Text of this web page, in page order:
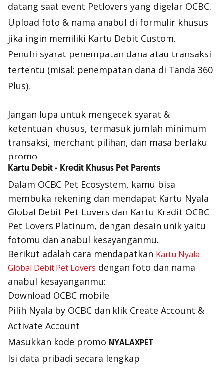
datang saat event Petlovers yang digelar OCBC.
Upload foto & nama anabul di formulir khusus
jika ingin memiliki Kartu Debit Custom.
Penuhi syarat penempatan dana atau transaksi
tertentu (misal: penempatan dana di Tanda 360
Plus).
Jangan lupa untuk mengecek syarat &
ketentuan khusus, termasuk jumlah minimum
transaksi, merchant pilihan, dan masa berlaku
promo.
Kartu Debit - Kredit Khusus Pet Parents
Dalam OCBC Pet Ecosystem, kamu bisa
membuka rekening dan mendapat Kartu Nyala
Global Debit Pet Lovers dan Kartu Kredit OCBC
Pet Lovers Platinum, dengan desain unik yaitu
fotomu dan anabul kesayanganmu.
Berikut adalah cara mendapatkan Kartu Nyala
Global Debit Pet Lovers dengan foto dan nama
anabul kesayanganmu:
Download OCBC mobile
Pilih Nyala by OCBC dan klik Create Account &
Activate Account
Masukkan kode promo NYALAXPET
Isi data pribadi secara lengkap